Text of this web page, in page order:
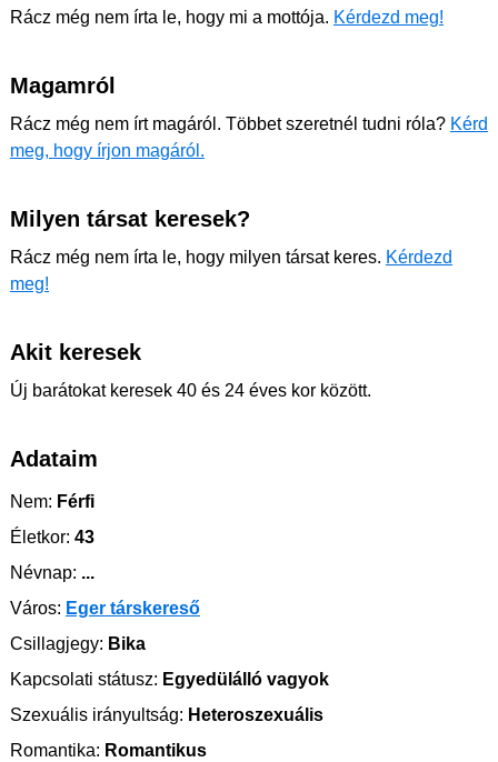
Rácz még nem írta le, hogy mi a mottója. Kérdezd meg!
Magamról
Rácz még nem írt magáról. Többet szeretnél tudni róla? Kérd
meg, hogy írjon magáról.
Milyen társat keresek?
Rácz még nem írta le, hogy milyen társat keres. Kérdezd
meg!
Akit keresek
Új barátokat keresek 40 és 24 éves kor között.
Adataim
Nem: Férfi
Életkor: 43
Névnap: ...
Város: Eger társkereső
Csillagjegy: Bika
Kapcsolati státusz: Egyedülálló vagyok
Szexuális irányultság: Heteroszexuális
Romantika: Romantikus